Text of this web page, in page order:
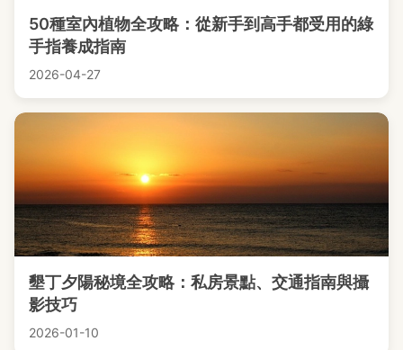
50種室內植物全攻略：從新手到高手都受用的綠
手指養成指南
2026-04-27
墾丁夕陽秘境全攻略：私房景點、交通指南與攝
影技巧
2026-01-10